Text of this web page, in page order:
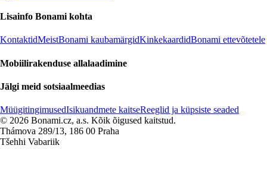
Lisainfo Bonami kohta
KontaktidMeistBonami kaubamärgidKinkekaardidBonami ettevõtetele
Mobiilirakenduse allalaadimine
Jälgi meid sotsiaalmeedias
MüügitingimusedIsikuandmete kaitseReeglid ja küpsiste seaded
© 2026 Bonami.cz, a.s. Kõik õigused kaitstud.
Thámova 289/13, 186 00 Praha
Tšehhi Vabariik